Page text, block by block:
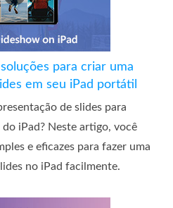
para criar uma
em seu iPad portátil
de slides para
iPad? Neste artigo, você
e eficazes para fazer uma
no iPad facilmente.